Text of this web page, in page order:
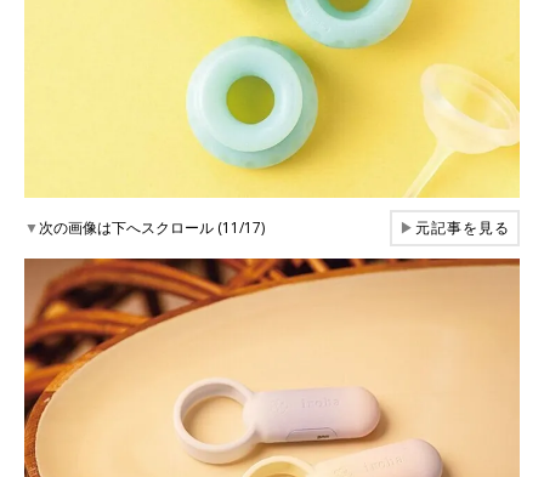
▼次の画像は下へスクロール (11/17) ▶元記事を見る